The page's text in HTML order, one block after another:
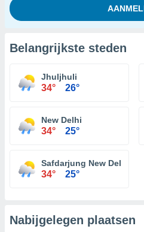
Belangrijkste steden
Jhuljhuli
34° 26°
New Delhi
34° 25°
Safdarjung New Delhi
34° 25°
Nabijgelegen plaatsen